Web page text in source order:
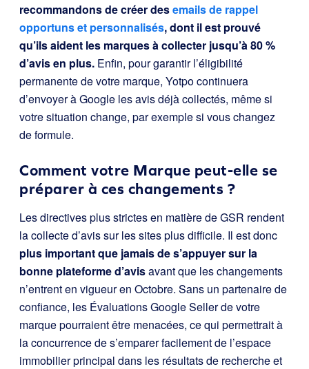
recommandons de créer desemails de rappel
opportuns et personnalisés, dont il est prouvé
qu’ils aident les marques à collecter jusqu’à 80 %
d’avis en plus. Enfin, pour garantir l’éligibilité
permanente de votre marque, Yotpo continuera
d’envoyer à Google les avis déjà collectés, même si
votre situation change, par exemple si vous changez
de formule.
Comment votre Marque peut-elle se
préparer à ces changements ?
Les directives plus strictes en matière de GSR rendent
la collecte d’avis sur les sites plus difficile. Il est donc
plus important que jamais de s’appuyer sur la
bonne plateforme d’avisavant que les changements
n’entrent en vigueur en Octobre. Sans un partenaire de
confiance, les Évaluations Google Seller de votre
marque pourraient être menacées, ce qui permettrait à
la concurrence de s’emparer facilement de l’espace
immobilier principal dans les résultats de recherche et